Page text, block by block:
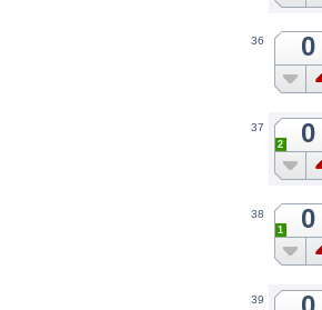
36 0
37 0
2
38 0
1
39